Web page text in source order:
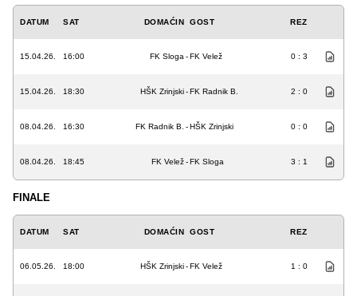
DATUM SAT DOMAĆIN GOST REZ
15.04.26. 16:00 FK Sloga -FK Velež 0 : 3
15.04.26. 18:30 HŠK Zrinjski-FK Radnik B. 2 : 0
08.04.26. 16:30 FK Radnik B. -HŠK Zrinjski 0 : 0
08.04.26. 18:45 FK Velež-FK Sloga 3 : 1
FINALE
DATUM SAT DOMAĆIN GOST REZ
06.05.26. 18:00 HŠK Zrinjski-FK Velež 1 : 0